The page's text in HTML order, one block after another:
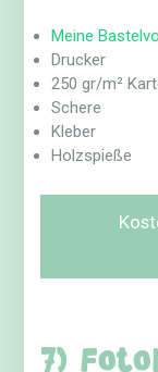
Meine
Drucker
250 gr/m²
Schere
Kleber
Holzspieße
7)